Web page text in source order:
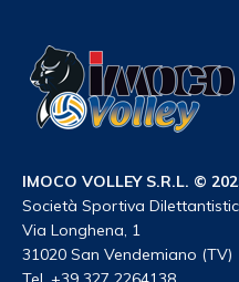
IMOCO VOLLEY S.R.L. ©
Società Sportiva
Via Longhena, 1
31020 San Vendemiano (TV)